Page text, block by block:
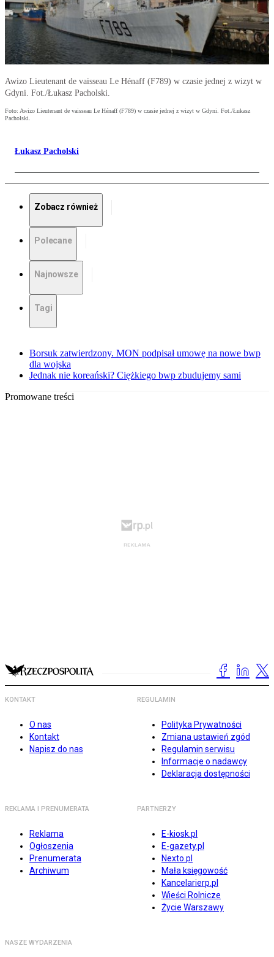
Awizo Lieutenant de vaisseau Le Hénaff (F789) w czasie jednej z wizyt w
Gdyni. Fot./Łukasz Pacholski.
Foto: Awizo Lieutenant de vaisseau Le Hénaff (F789) w czasie jednej z wizyt w Gdyni. Fot./Łukasz
Pacholski.
Łukasz Pacholski
Zobacz również
Polecane
Najnowsze
Tagi
Borsuk zatwierdzony. MON podpisał umowę na nowe bwp
dla wojska
Jednak nie koreański? Ciężkiego bwp zbudujemy sami
Promowane treści
KONTAKT
O nas
Kontakt
Napisz do nas
REGULAMIN
Polityka Prywatności
Zmiana ustawień zgód
Regulamin serwisu
Informacje o nadawcy
Deklaracja dostępności
REKLAMA I PRENUMERATA
Reklama
Ogłoszenia
Prenumerata
Archiwum
PARTNERZY
E-kiosk.pl
E-gazety.pl
Nexto.pl
Mała księgowość
Kancelarierp.pl
Wieści Rolnicze
Życie Warszawy
NASZE WYDARZENIA